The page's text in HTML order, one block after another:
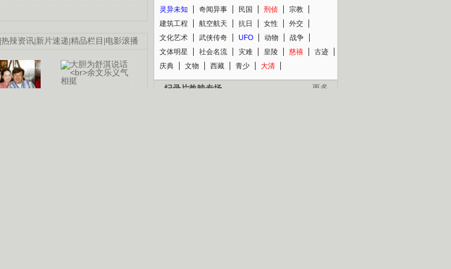
热辣资讯 新片速递 精品栏目 电影滚播
灵异未知
奇闻异事 民国 刑侦
宗教
建筑工程
航空航天 抗日 女性
外交
文化艺术
武侠传奇 UFO 动物
战争
文体明星
社会名流 灾难 皇陵 慈禧
古迹
庆典
文物 西藏 青少 大清
更多
纪录片热映专场